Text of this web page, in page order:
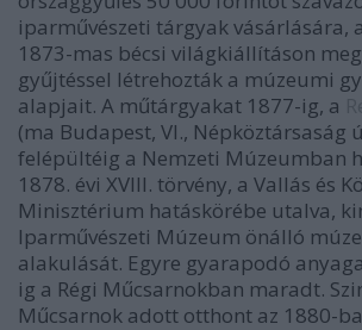
iparművészeti tárgyak vásárlására,
1873-mas bécsi világkiállításon
gyűjtéssel létrehozták a múzeumi
alapjait. A műtárgyakat 1877-ig, a
(ma Budapest, VI., Népköztársaság
felépültéig a Nemzeti Múzeumban
1878. évi XVIII. törvény, a Vallás és
Minisztérium hatáskörébe utalva,
Iparművészeti Múzeum önálló
alakulását. Egyre gyarapodó
ig a Régi Műcsarnokban maradt.
Műcsarnok adott otthont az 1880-